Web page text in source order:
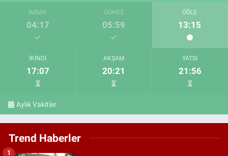
İMSAK
04:17
GÜNEŞ
05:59
ÖĞLE
13:15
İKINDI
17:07
AKŞAM
20:21
YATSI
21:56
Aylık Vakitler
Trend Haberler
1